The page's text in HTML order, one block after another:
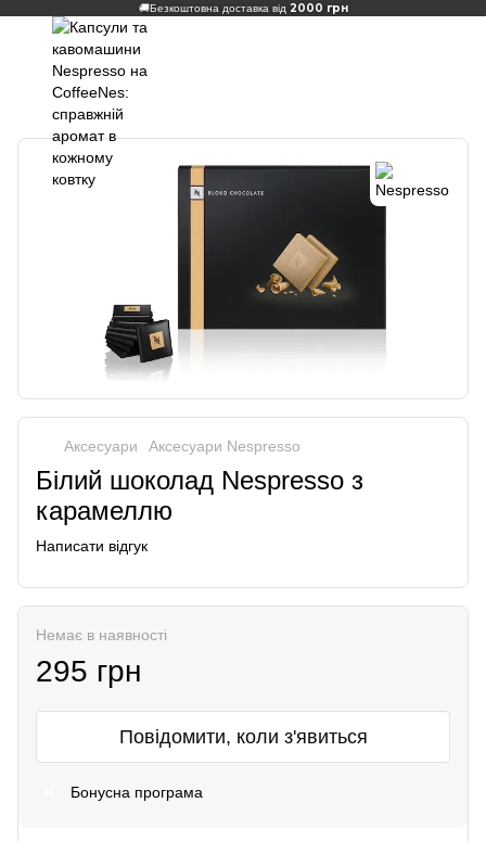
🚚Безкоштовна доставка від 2000 грн
Аксесуари Аксесуари Nespresso
Білий шоколад Nespresso з
карамеллю
Написати відгук
Немає в наявності
295 грн
Повідомити, коли з'явиться
Бонусна програма